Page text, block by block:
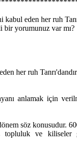
eden her ruh
yorumunuz var mı?
her ruh
anlamak için
söz konusudur.
topluluk ve kiliseler